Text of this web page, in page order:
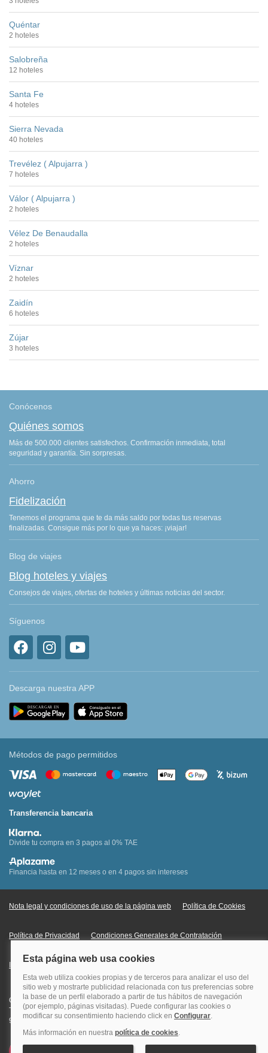
Quéntar
2 hoteles
Salobreña
12 hoteles
Santa Fe
4 hoteles
Sierra Nevada
40 hoteles
Trevélez ( Alpujarra )
7 hoteles
Válor ( Alpujarra )
2 hoteles
Vélez De Benaudalla
2 hoteles
Víznar
2 hoteles
Zaidín
6 hoteles
Zújar
3 hoteles
Conócenos
Quiénes somos
Más de 500.000 clientes satisfechos. Confirmación inmediata, total
seguridad y garantía. Sin sorpresas.
Ahorro
Fidelización
Tenemos el programa que te da más saldo por todas tus reservas
finalizadas. Consigue más por lo que ya haces: ¡viajar!
Blog de viajes
Blog hoteles y viajes
Consejos de viajes, ofertas de hoteles y últimas noticias del sector.
Síguenos
Descarga nuestra APP
Métodos de pago permitidos
Transferencia bancaria
Divide tu compra en 3 pagos al 0% TAE
Financia hasta en 12 meses o en 4 pagos sin intereses
Nota legal y condiciones de uso de la página web Política de Cookies
Política de Privacidad Condiciones Generales de Contratación
Información Legal sobre Mercados en Línea
Quehoteles.com - Especialistas en hoteles © Copyright Veturis Travel S.A.
Todos los derechos reservados. Autorización nº I-AV0000879.4 Tel: +34
915759999